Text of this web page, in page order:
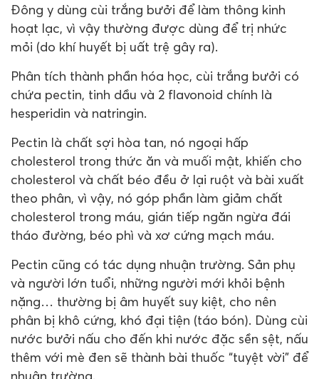
Đông y dùng cùi trắng bưởi để làm thông kinh
hoạt lạc, vì vậy thường được dùng để trị nhức
mỏi (do khí huyết bị uất trệ gây ra).
Phân tích thành phần hóa học, cùi trắng bưởi có
chứa pectin, tinh dầu và 2 flavonoid chính là
hesperidin và natringin.
Pectin là chất sợi hòa tan, nó ngoại hấp
cholesterol trong thức ăn và muối mật, khiến cho
cholesterol và chất béo đều ở lại ruột và bài xuất
theo phân, vì vậy, nó góp phần làm giảm chất
cholesterol trong máu, gián tiếp ngăn ngừa đái
tháo đường, béo phì và xơ cứng mạch máu.
Pectin cũng có tác dụng nhuận trường. Sản phụ
và người lớn tuổi, những người mới khỏi bệnh
nặng… thường bị âm huyết suy kiệt, cho nên
phân bị khô cứng, khó đại tiện (táo bón). Dùng cùi
nước bưởi nấu cho đến khi nước đặc sền sệt, nấu
thêm với mè đen sẽ thành bài thuốc “tuyệt vời” để